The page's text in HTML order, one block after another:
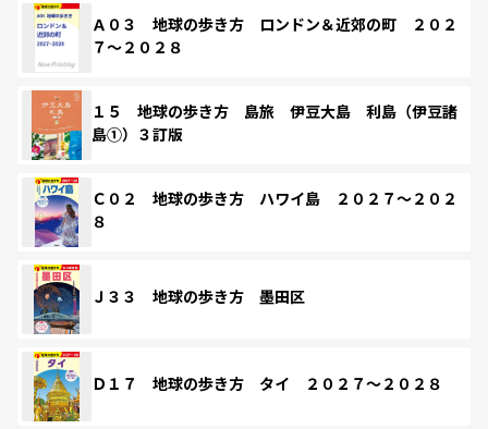
Ａ０３ 地球の歩き方 ロンドン＆近郊の町 ２０２
７～２０２８
１５ 地球の歩き方 島旅 伊豆大島 利島（伊豆諸
島①）３訂版
Ｃ０２ 地球の歩き方 ハワイ島 ２０２７～２０２
８
Ｊ３３ 地球の歩き方 墨田区
Ｄ１７ 地球の歩き方 タイ ２０２７～２０２８